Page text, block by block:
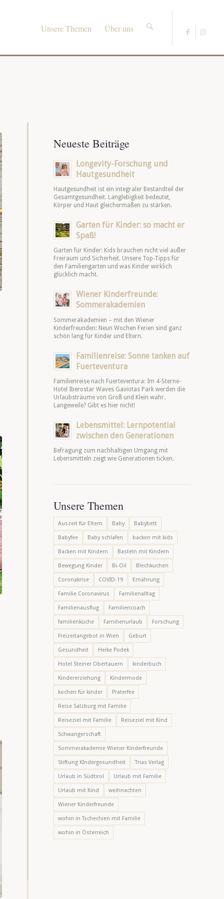
Unsere Themen Über uns
Neueste Beiträge
Longevity-Forschung und
Hautgesundheit
Hautgesundheit ist ein integraler Bestandteil der
Gesamtgesundheit. Langlebigkeit bedeutet,
Körper und Haut gleichermaßen zu stärken.
Garten für Kinder: so macht er
Spaß!
Garten für Kinder: Kids brauchen nicht viel außer
Freiraum und Sicherheit. Unsere Top-Tipps für
den Familiengarten und was Kinder wirklich
glücklich macht.
Wiener Kinderfreunde:
Sommerakademien
Sommerakademien – mit den Wiener
Kinderfreunden: Neun Wochen Ferien sind ganz
schön lang für Kinder und Eltern.
Familienreise: Sonne tanken auf
Fuerteventura
Familienreise nach Fuerteventura: Im 4-Sterne-
Hotel Iberostar Waves Gaviotas Park werden die
Urlaubsträume von Groß und Klein wahr.
Langeweile? Gibt es hier nicht!
Lebensmittel: Lernpotential
zwischen den Generationen
Befragung zum nachhaltigen Umgang mit
Lebensmitteln zeigt wie Generationen ticken.
Unsere Themen
Auszeit für Eltern Baby Babybett
Babyfee Baby schlafen backen mit kids
Backen mit Kindern Basteln mit Kindern
Bewegung Kinder Bi-Oil Blechkuchen
Coronakrise COVID-19 Ernährung
Familie Coronavirus Familienalltag
Familienausflug Familiencoach
familienküche Familienurlaub Forschung
Freizeitangebot in Wien Geburt
Gesundheit Heike Podek
Hotel Steiner Obertauern kinderbuch
Kindererziehung Kindermode
kochen für kinder Praterfee
Reise Salzburg mit Familie
Reiseziel mit Familie Reiseziel mit Kind
Schwangerschaft
Sommerakademie Wiener Kinderfreunde
Stiftung KIndergesundheit Trias Verlag
Urlaub in Südtirol Urlaub mit Familie
Urlaub mit Kind weihnachten
Wiener Kinderfreunde
wohin in Tschechien mit Familie
wohin in Österreich